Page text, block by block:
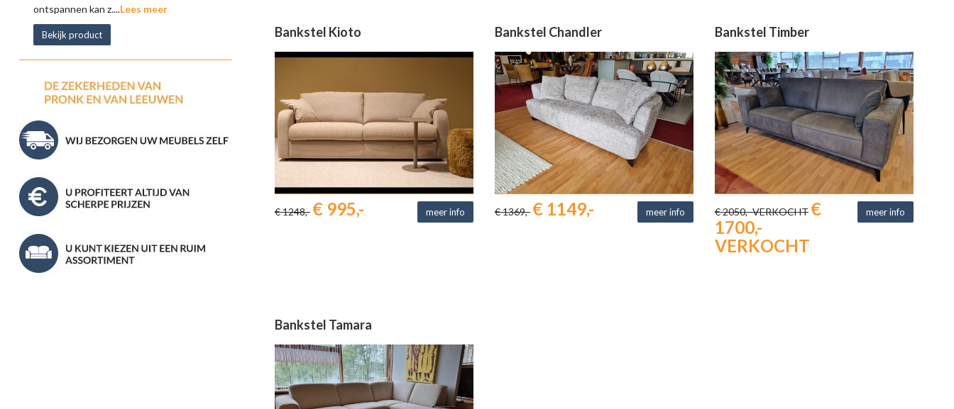
Bankstel Kioto
€ 1248,- € 995,- meer info
Bankstel Chandler
€ 1369,- € 1149,- meer info
Bankstel Timber
€ 2050,- VERKOCHT €
1700,-
VERKOCHT
meer info
Bankstel Tamara
ontspannen kan z....Lees meer
Bekijk product